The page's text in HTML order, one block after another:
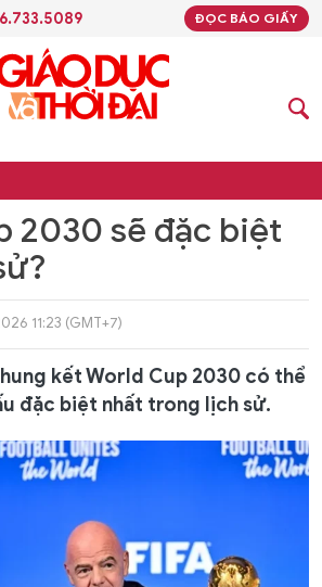
ĐỌC BÁO GIẤY
2030 sẽ đặc biệt
11:23 (GMT+7)
kết World Cup 2030 có thể
đặc biệt nhất trong lịch sử.